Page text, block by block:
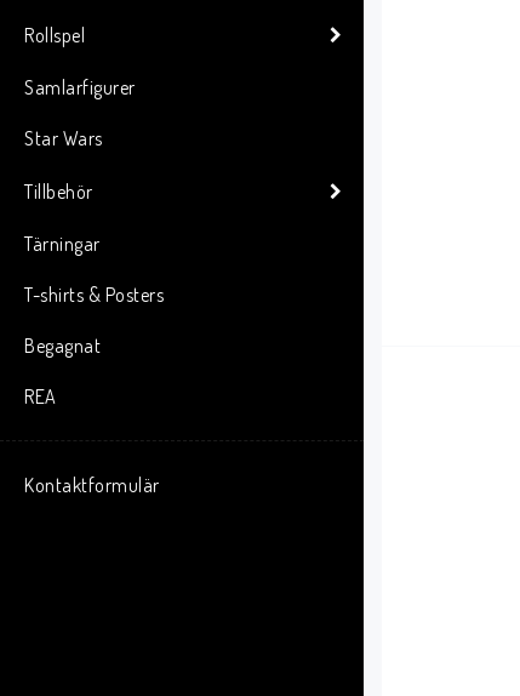
Rollspel
Samlarfigurer
Star Wars
Tillbehör
Tärningar
T-shirts & Posters
Begagnat
REA
Kontaktformulär